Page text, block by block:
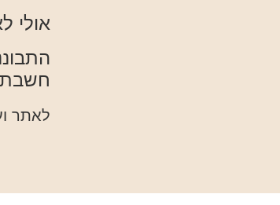
אולי
לאתר